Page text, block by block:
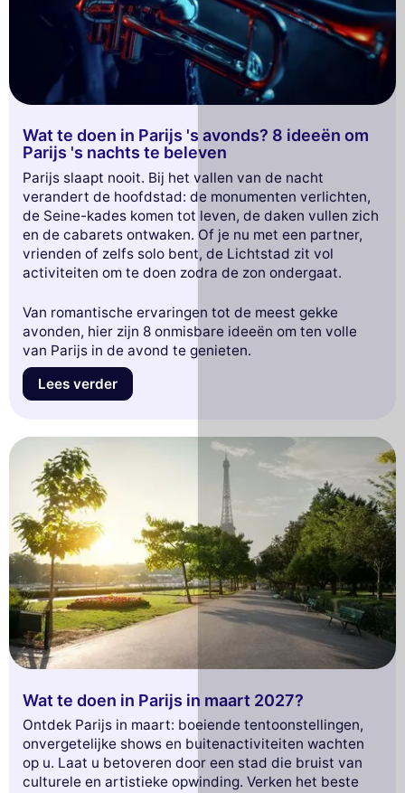
Wat te doen in Parijs 's avonds? 8 ideeën om
Parijs 's nachts te beleven
Parijs slaapt nooit. Bij het vallen van de nacht
verandert de hoofdstad: de monumenten verlichten,
de Seine-kades komen tot leven, de daken vullen zich
en de cabarets ontwaken. Of je nu met een partner,
vrienden of zelfs solo bent, de Lichtstad zit vol
activiteiten om te doen zodra de zon ondergaat.
Van romantische ervaringen tot de meest gekke
avonden, hier zijn 8 onmisbare ideeën om ten volle
van Parijs in de avond te genieten.
Lees verder
Wat te doen in Parijs in maart 2027?
Ontdek Parijs in maart: boeiende tentoonstellingen,
onvergetelijke shows en buitenactiviteiten wachten
op u. Laat u betoveren door een stad die bruist van
culturele en artistieke opwinding. Verken het beste